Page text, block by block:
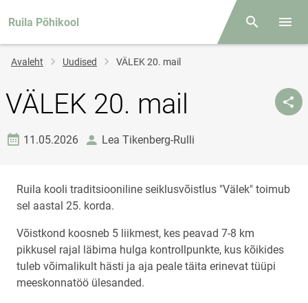
Ruila Põhikool Otsing
Jälglink
Avaleht Uudised VÄLEK 20. mail
VÄLEK 20. mail
Loomise kuupäev
11.05.2026 autorLea Tikenberg-Rulli
Ruila kooli traditsiooniline seiklusvõistlus "Välek" toimub
sel aastal 25. korda.
Võistkond koosneb 5 liikmest, kes peavad 7-8 km
pikkusel rajal läbima hulga kontrollpunkte, kus kõikides
tuleb võimalikult hästi ja aja peale täita erinevat tüüpi
meeskonnatöö ülesanded.